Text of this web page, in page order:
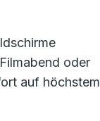
oder
auf höchstem